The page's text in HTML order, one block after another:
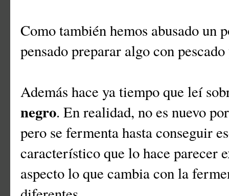
Como también hemos abusado un
pensado preparar algo con
Además hace ya tiempo que leí
negro. En realidad, no es nuevo
pero se fermenta hasta conseguir
característico que lo hace parecer
aspecto lo que cambia con la